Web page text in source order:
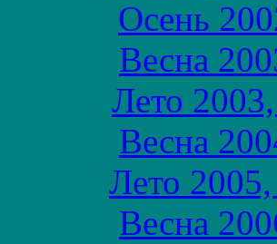
Осень
Весна
Лето
Весна
Лето
Весна